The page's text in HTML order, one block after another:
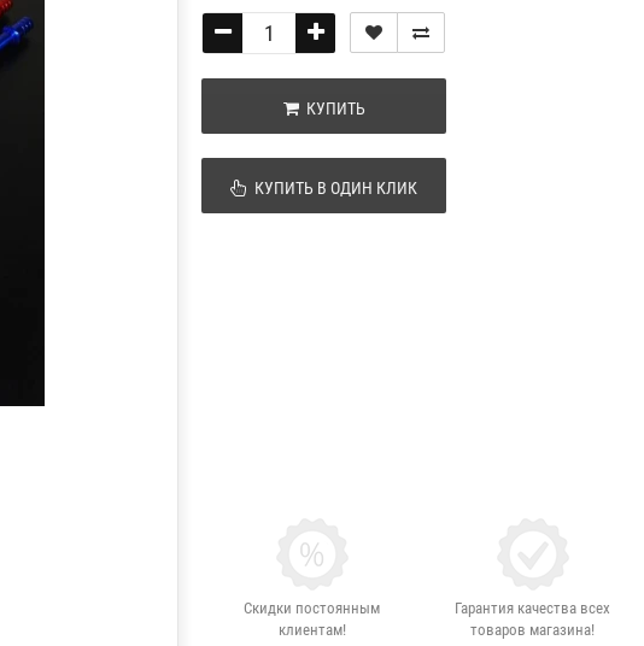
КУПИТЬ
КУПИТЬ В ОДИН КЛИК
Скидки постоянным
клиентам!
Гарантия качества всех
товаров магазина!